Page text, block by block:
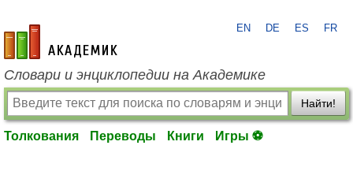
academic.ru
EN DE ES FR
Словари и энциклопедии на Академике
Найти!
Толкования Переводы Книги Игры ⚽